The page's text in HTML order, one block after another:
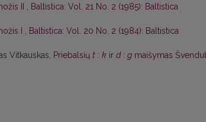
II , Baltistica: Vol. 21 No. 2 (1985): Baltistica
I , Baltistica: Vol. 20 No. 2 (1984): Baltistica
Vitkauskas, Priebalsių t : k ir d: g maišymas